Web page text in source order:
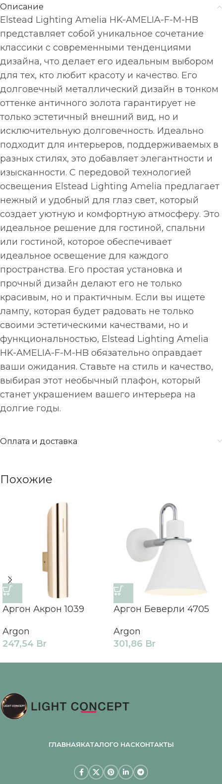
Описание
Elstead Lighting Amelia HK-AMELIA-F-M-HB
представляет собой уникальное сочетание
классики с современными тенденциями
дизайна, что делает его идеальным выбором
для тех, кто любит красоту и качество. Его
долговечный металлический дизайн в тонком
оттенке античного золота гарантирует не
только эстетичный внешний вид, но и
исключительную долговечность. Идеально
подходит для интерьеров, поддерживаемых в
разных стилях, это добавляет элегантности и
изысканности. С передовой технологией
освещения Elstead Lighting Amelia предлагает
нежный и удобный для глаз свет, который
создает уютную и комфортную атмосферу. Это
идеальное решение для гостиной, спальни
или гостиной, которое обеспечивает
идеальное освещение для каждого
пространства. Его простая установка и
прочный дизайн делают его не только
красивым, но и практичным. Если вы ищете
лампу, которая будет радовать не только
своими эстетическими качествами, но и
функциональностью, Elstead Lighting Amelia
HK-AMELIA-F-M-HB обязательно оправдает
ваши ожидания. Ставьте на стиль и качество,
выбирая этот необычный плафон, который
станет украшением вашего интерьера на
долгие годы.
Оплата и доставка
Похожие
Аргон Акрон 1039
Argon
247,54 Br
Аргон Беверли 4705
Argon
301,86 Br
ГЛАВНАЯКАТАЛОГО НАСКОНТАКТЫ